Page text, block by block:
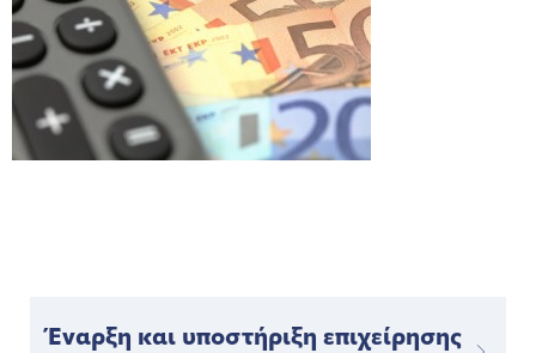
Έναρξη και υποστήριξη επιχείρησης